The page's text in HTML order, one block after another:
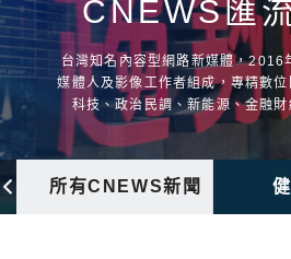
CNEWS匯
台灣知名內容型網路新媒體，2016
媒體人及影像工作者組成，專精數
科技、政治民調、新能源、金融財
所有CNEWS新聞